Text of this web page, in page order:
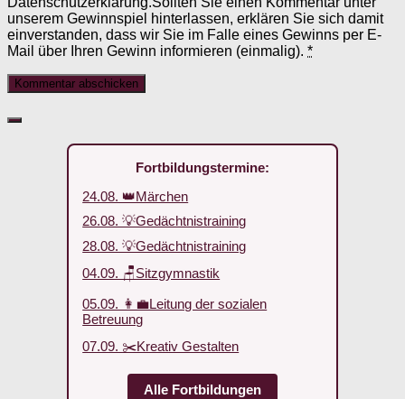
unserem Gewinnspiel hinterlassen, erklären Sie sich damit
einverstanden, dass wir Sie im Falle eines Gewinns per E-
Mail über Ihren Gewinn informieren (einmalig). *
Fortbildungstermine:
24.08. 👑Märchen
26.08. 💡Gedächtnistraining
28.08. 💡Gedächtnistraining
04.09. 🪑Sitzgymnastik
05.09. 👩‍💼Leitung der sozialen
Betreuung
07.09. ✂️Kreativ Gestalten
Alle Fortbildungen